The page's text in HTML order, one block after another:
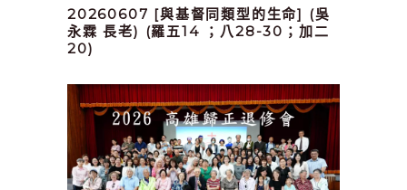
20260607 [與基督同類型的生命] (吳
永霖 長老) (羅五14 ；八28-30；加二
20)